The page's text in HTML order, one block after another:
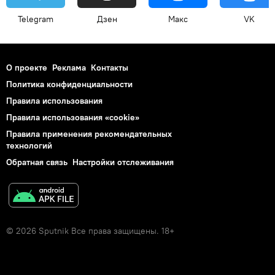
Telegram Дзен Макс VK
О проекте Реклама Контакты
Политика конфиденциальности
Правила использования
Правила использования «cookie»
Правила применения рекомендательных
технологий
Обратная связь Настройки отслеживания
© 2026 Sputnik Все права защищены. 18+